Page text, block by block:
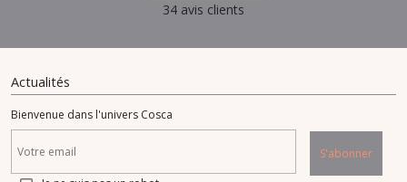
34 avis clients
Actualités
Bienvenue dans l'univers Cosca
S'abonner